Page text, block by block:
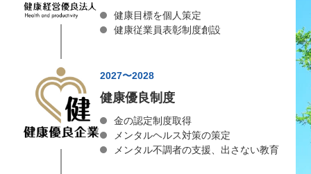
健康目標を個人策定
健康従業員表彰制度創設
2027〜2028
健康優良制度
金の認定制度取得
メンタルヘルス対策の策定
メンタル不調者の支援、出さない教育